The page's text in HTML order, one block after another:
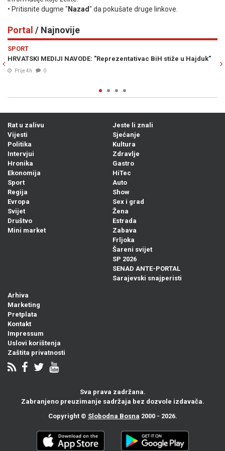
• Pritisnite dugme " Nazad" da pokušate druge linkove.
Portal / Najnovije
SPORT
HRVATSKI MEDIJI NAVODE: "Reprezentativac BiH stiže u Hajduk"
Prije 4h 0
Rat u zalivu
Vijesti
Politika
Intervjui
Hronika
Ekonomija
Sport
Regija
Evropa
Svijet
Društvo
Mini market
Jeste li znali
Sjećanje
Kultura
Zdravlje
Gastro
HiTec
Auto
Show
Sex i grad
Žena
Estrada
Zabava
Frljoka
Šareni svijet
SP 2026
SENAD ANTE-PORTAL
Sarajevski snajperisti
Arhiva
Marketing
Pretplata
Kontakt
Impressum
Uslovi korištenja
Zaštita privatnosti
Sva prava zadržana.
Zabranjeno preuzimanje sadržaja bez dozvole izdavača.
Copyright © Slobodna Bosna 2000 - 2026.